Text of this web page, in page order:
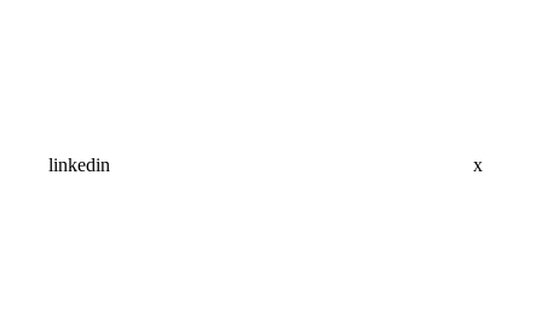
linkedin x